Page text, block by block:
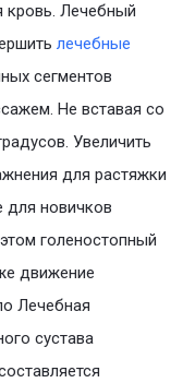
кровь. Лечебный
лечебные
сегментов
Не вставая со
Увеличить
для растяжки
для новичков
голеностопный
движение
Лечебная
сустава